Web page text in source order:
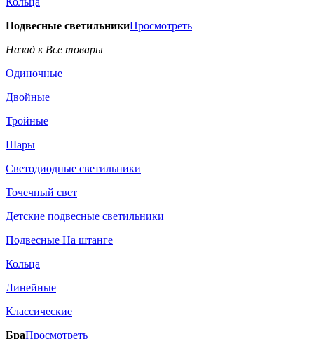
Подвесные светильникиПросмотреть
Назад к Все товары
Одиночные
Двойные
Тройные
Шары
Светодиодные светильники
Точечный свет
Детские подвесные светильники
Подвесные На штанге
Кольца
Линейные
Классические
БраПросмотреть